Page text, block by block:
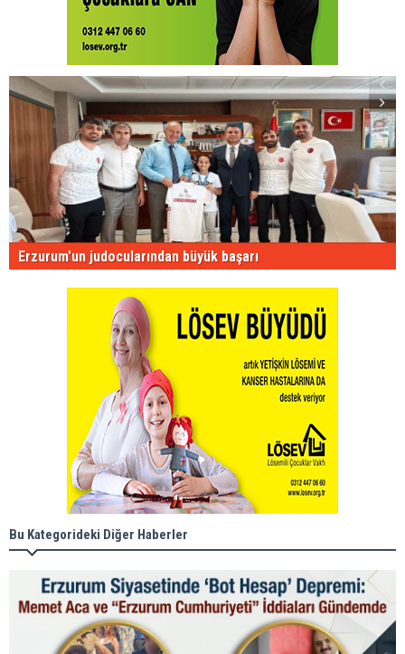
Erzurum'un judocularından büyük başarı
Bu Kategorideki Diğer Haberler